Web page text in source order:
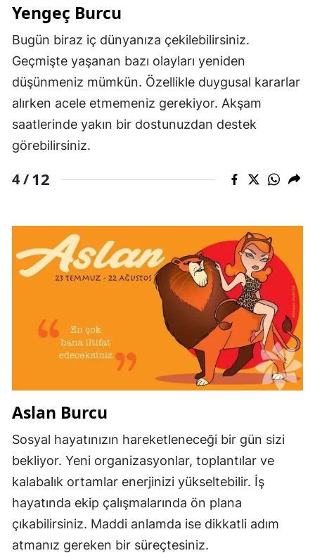
Yengeç Burcu
Bugün biraz iç dünyanıza çekilebilirsiniz.
Geçmişte yaşanan bazı olayları yeniden
düşünmeniz mümkün. Özellikle duygusal kararlar
alırken acele etmemeniz gerekiyor. Akşam
saatlerinde yakın bir dostunuzdan destek
görebilirsiniz.
4 /12
Aslan Burcu
Sosyal hayatınızın hareketleneceği bir gün sizi
bekliyor. Yeni organizasyonlar, toplantılar ve
kalabalık ortamlar enerjinizi yükseltebilir. İş
hayatında ekip çalışmalarında ön plana
çıkabilirsiniz. Maddi anlamda ise dikkatli adım
atmanız gereken bir süreçtesiniz.